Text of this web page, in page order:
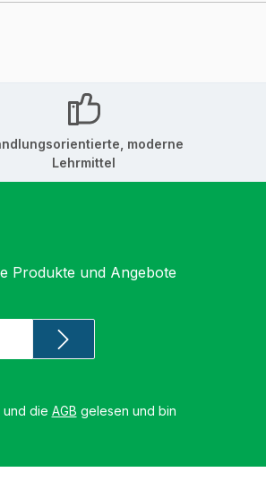
moderne
Lehrmittel
Produkte und Angebote
und die AGB gelesen und bin